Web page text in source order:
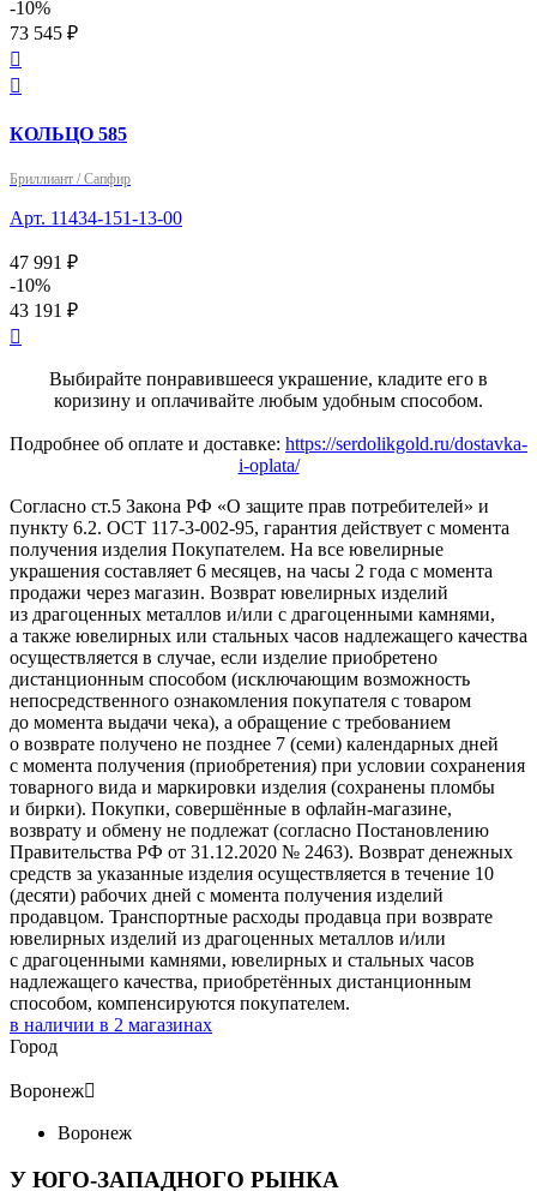
-10%
73 545 ₽


КОЛЬЦО 585
Бриллиант / Сапфир
Арт. 11434-151-13-00
47 991 ₽
-10%
43 191 ₽

Выбирайте понравившееся украшение, кладите его в
коризину и оплачивайте любым удобным способом.
Подробнее об оплате и доставке: https://serdolikgold.ru/dostavka-
i-oplata/
Согласно ст.5 Закона РФ «О защите прав потребителей» и
пункту 6.2. ОСТ 117-3-002-95, гарантия действует с момента
получения изделия Покупателем. На все ювелирные
украшения составляет 6 месяцев, на часы 2 года с момента
продажи через магазин. Возврат ювелирных изделий
из драгоценных металлов и/или с драгоценными камнями,
а также ювелирных или стальных часов надлежащего качества
осуществляется в случае, если изделие приобретено
дистанционным способом (исключающим возможность
непосредственного ознакомления покупателя с товаром
до момента выдачи чека), а обращение с требованием
о возврате получено не позднее 7 (семи) календарных дней
с момента получения (приобретения) при условии сохранения
товарного вида и маркировки изделия (сохранены пломбы
и бирки). Покупки, совершённые в офлайн-магазине,
возврату и обмену не подлежат (согласно Постановлению
Правительства РФ от 31.12.2020 № 2463). Возврат денежных
средств за указанные изделия осуществляется в течение 10
(десяти) рабочих дней с момента получения изделий
продавцом. Транспортные расходы продавца при возврате
ювелирных изделий из драгоценных металлов и/или
с драгоценными камнями, ювелирных и стальных часов
надлежащего качества, приобретённых дистанционным
способом, компенсируются покупателем.
в наличии в 2 магазинах
Город
Воронеж
Воронеж
У ЮГО-ЗАПАДНОГО РЫНКА